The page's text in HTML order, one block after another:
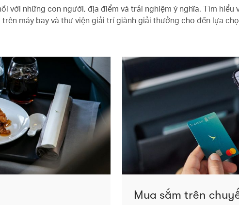
với những con người, địa điểm và trải nghiệm ý nghĩa. Tìm hiểu
máy bay và thư viện giải trí giành giải thưởng cho đến lựa
Mua sắm trên